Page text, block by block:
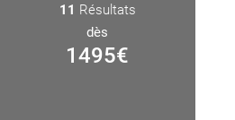
11 Résultats
dès
1495€